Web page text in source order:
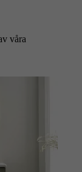
våra